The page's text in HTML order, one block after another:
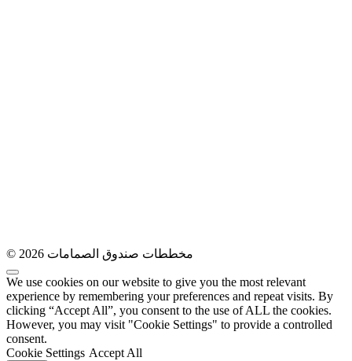
© 2026 مخططات صندوق الصمامات
We use cookies on our website to give you the most relevant
experience by remembering your preferences and repeat visits. By
clicking “Accept All”, you consent to the use of ALL the cookies.
However, you may visit "Cookie Settings" to provide a controlled
consent.
Cookie Settings Accept All